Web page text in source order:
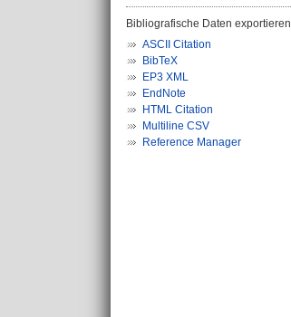
Bibliografische Daten exportieren
ASCII Citation
BibTeX
EP3 XML
EndNote
HTML Citation
Multiline CSV
Reference Manager